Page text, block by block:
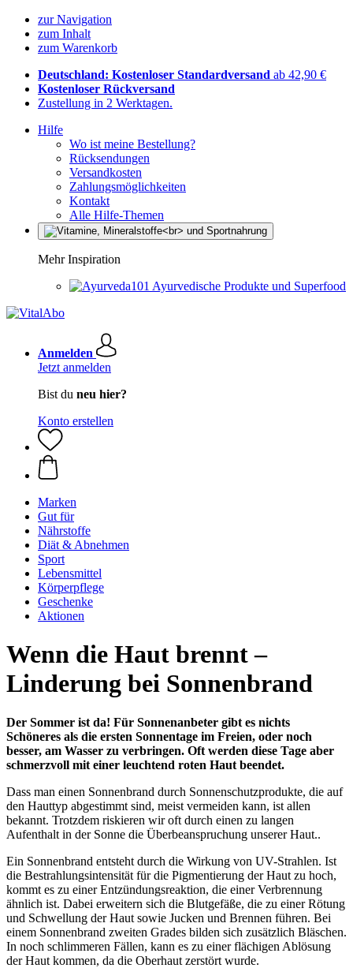
zur Navigation
zum Inhalt
zum Warenkorb
Deutschland: Kostenloser Standardversand ab 42,90 €
Kostenloser Rückversand
Zustellung in 2 Werktagen.
Hilfe
Wo ist meine Bestellung?
Rücksendungen
Versandkosten
Zahlungsmöglichkeiten
Kontakt
Alle Hilfe-Themen
Mehr Inspiration
Ayurvedische Produkte und Superfood
Anmelden
Jetzt anmelden
Bist du neu hier?
Konto erstellen
Marken
Gut für
Nährstoffe
Diät & Abnehmen
Sport
Lebensmittel
Körperpflege
Geschenke
Aktionen
Wenn die Haut brennt –
Linderung bei Sonnenbrand
Der Sommer ist da! Für Sonnenanbeter gibt es nichts
Schöneres als die ersten Sonnentage im Freien, oder noch
besser, am Wasser zu verbringen. Oft werden diese Tage aber
schmerzvoll mit einer leuchtend roten Haut beendet.
Dass man einen Sonnenbrand durch Sonnenschutzprodukte, die auf
den Hauttyp abgestimmt sind, meist vermeiden kann, ist allen
bekannt. Trotzdem riskieren wir oft durch einen zu langen
Aufenthalt in der Sonne die Überbeanspruchung unserer Haut..
Ein Sonnenbrand entsteht durch die Wirkung von UV-Strahlen. Ist
die Bestrahlungsintensität für die Pigmentierung der Haut zu hoch,
kommt es zu einer Entzündungsreaktion, die einer Verbrennung
ähnlich ist. Dabei erweitern sich die Blutgefäße, die zu einer Rötung
und Schwellung der Haut sowie Jucken und Brennen führen. Bei
einem Sonnenbrand zweiten Grades bilden sich zusätzlich Bläschen.
In noch schlimmeren Fällen, kann es zu einer flächigen Ablösung
der Haut kommen, da die Oberhaut zerstört wurde.